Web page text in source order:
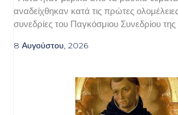
αναδείχθηκαν κατά τις πρώτες ολομέλειες
συνεδρίες του Παγκόσμιου Συνεδρίου
8 Αυγούστου, 2026